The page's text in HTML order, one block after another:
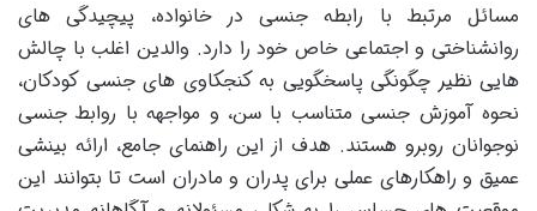
مسائل مرتبط با رابطه جنسی در خانواده، پیچیدگی های
روانشناختی و اجتماعی خاص خود را دارد. والدین اغلب با چالش
هایی نظیر چگونگی پاسخگویی به کنجکاوی های جنسی کودکان،
نحوه آموزش جنسی متناسب با سن، و مواجهه با روابط جنسی
نوجوانان روبرو هستند. هدف از این راهنمای جامع، ارائه بینشی
عمیق و راهکارهای عملی برای پدران و مادران است تا بتوانند این